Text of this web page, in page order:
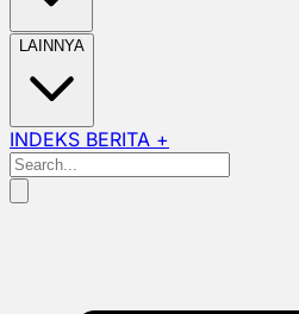
LAINNYA
INDEKS BERITA +